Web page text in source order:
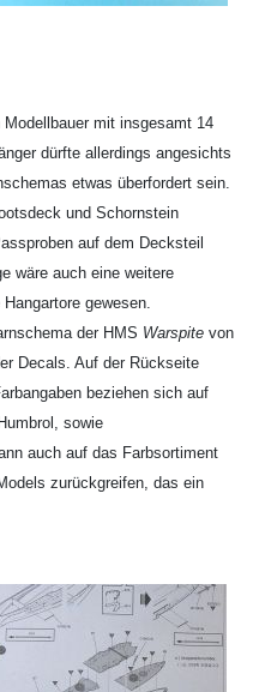
mit insgesamt 14
dürfte allerdings angesichts
etwas überfordert sein.
und Schornstein
auf dem Decksteil
wäre auch eine weitere
gewesen.
der HMS Warspite von
Decals. Auf der Rückseite
beziehen sich auf
sowie
auch auf das Farbsortiment
zurückgreifen, das ein